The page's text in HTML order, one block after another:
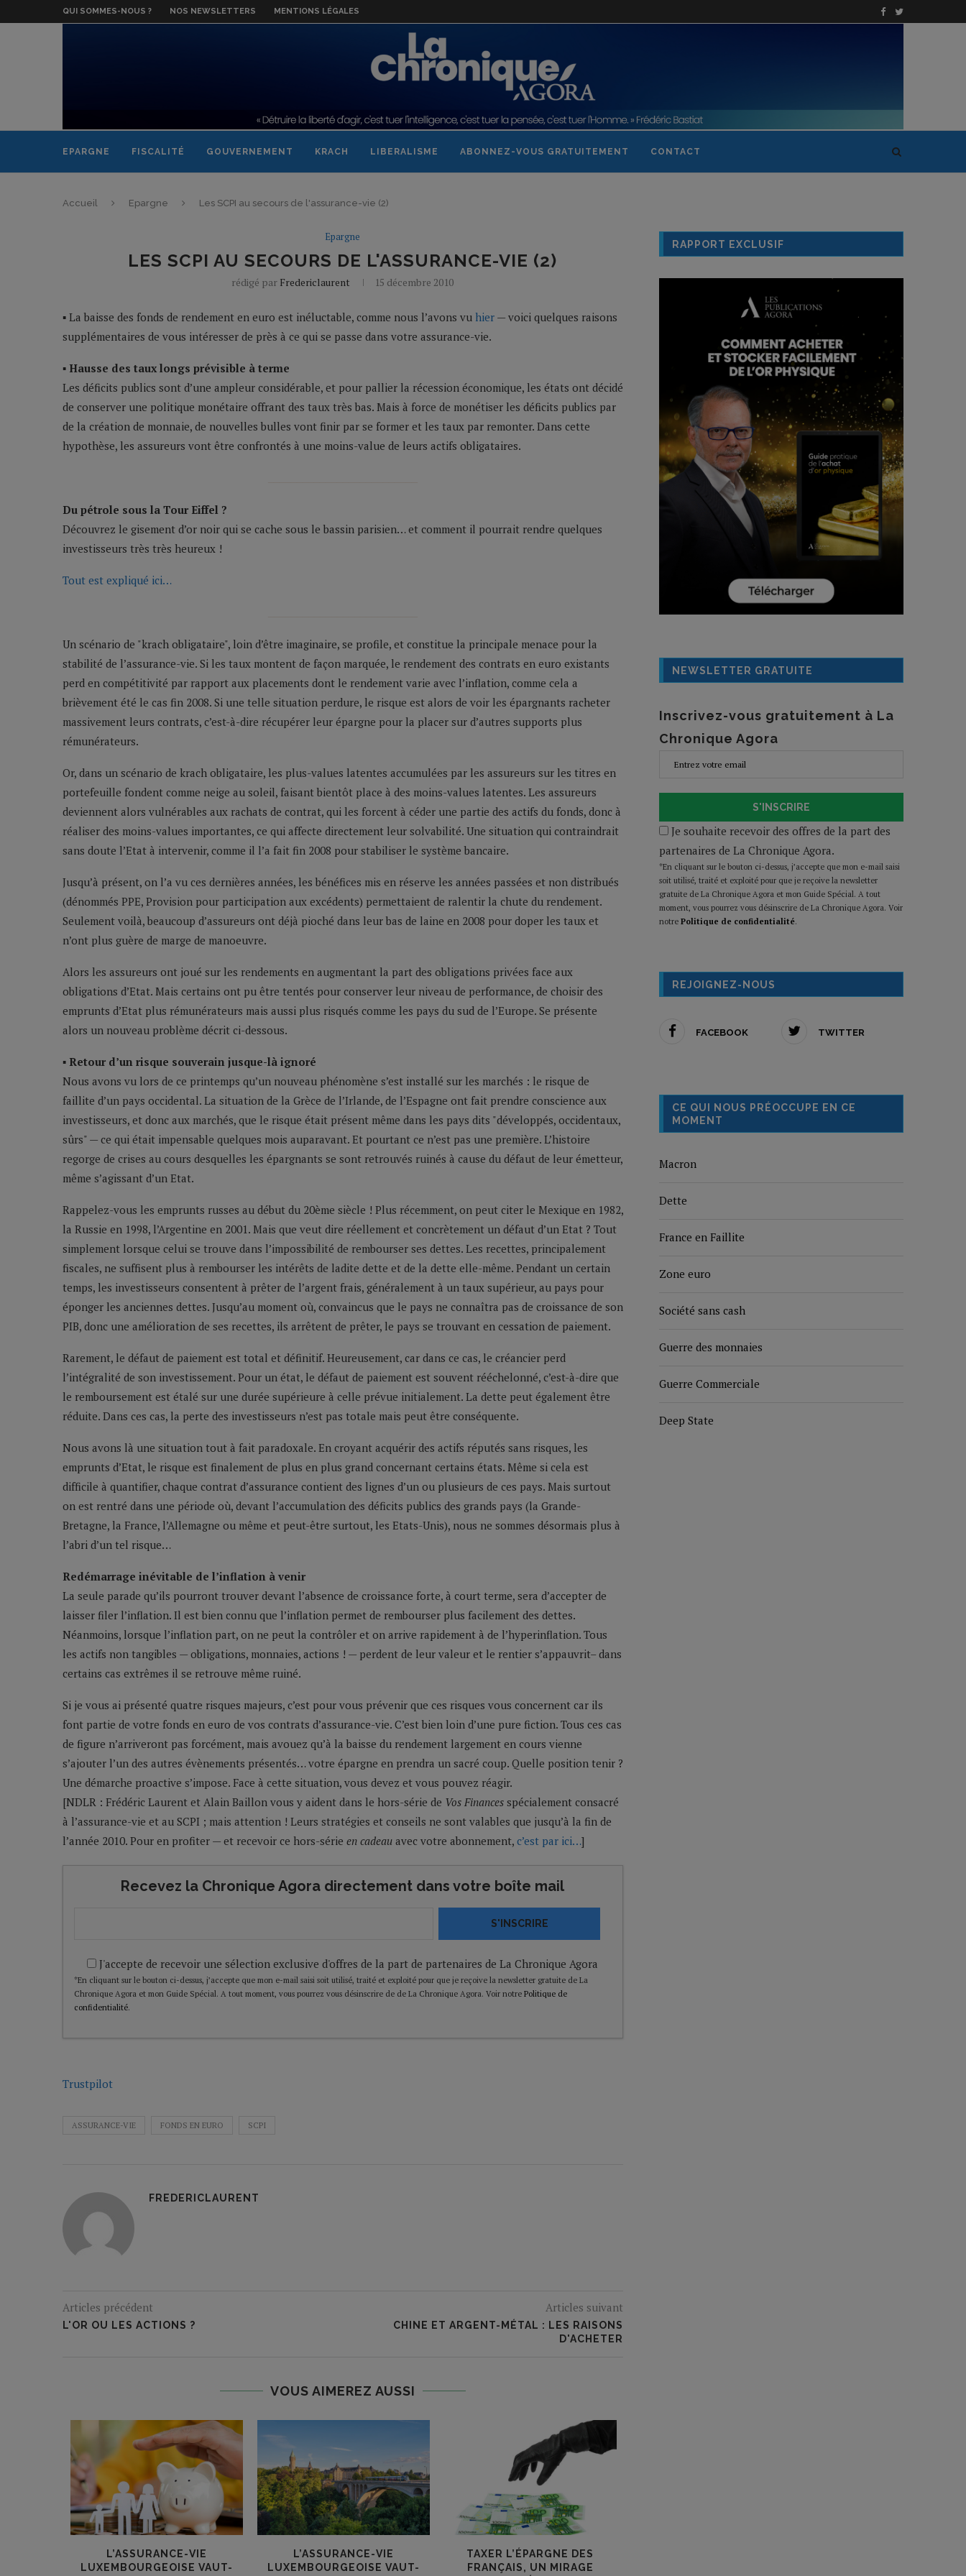
QUI SOMMES-NOUS ? NOS NEWSLETTERS MENTIONS LÉGALES
EPARGNE FISCALITÉ GOUVERNEMENT KRACH LIBERALISME ABONNEZ-VOUS GRATUITEMENT CONTACT
Accueil Epargne Les SCPI au secours de l'assurance-vie (2)
Epargne
LES SCPI AU SECOURS DE L'ASSURANCE-VIE (2)
rédigé par Fredericlaurent 15 décembre 2010
▪ La baisse des fonds de rendement en euro est inéluctable, comme nous l’avons vu hier — voici quelques raisons
supplémentaires de vous intéresser de près à ce qui se passe dans votre assurance-vie.
▪ Hausse des taux longs prévisible à terme
Les déficits publics sont d’une ampleur considérable, et pour pallier la récession économique, les états ont décidé
de conserver une politique monétaire offrant des taux très bas. Mais à force de monétiser les déficits publics par
de la création de monnaie, de nouvelles bulles vont finir par se former et les taux par remonter. Dans cette
hypothèse, les assureurs vont être confrontés à une moins-value de leurs actifs obligataires.
Du pétrole sous la Tour Eiffel ?
Découvrez le gisement d’or noir qui se cache sous le bassin parisien… et comment il pourrait rendre quelques
investisseurs très très heureux !
Tout est expliqué ici…
Un scénario de "krach obligataire", loin d’être imaginaire, se profile, et constitue la principale menace pour la
stabilité de l’assurance-vie. Si les taux montent de façon marquée, le rendement des contrats en euro existants
perd en compétitivité par rapport aux placements dont le rendement varie avec l’inflation, comme cela a
brièvement été le cas fin 2008. Si une telle situation perdure, le risque est alors de voir les épargnants racheter
massivement leurs contrats, c’est-à-dire récupérer leur épargne pour la placer sur d’autres supports plus
rémunérateurs.
Or, dans un scénario de krach obligataire, les plus-values latentes accumulées par les assureurs sur les titres en
portefeuille fondent comme neige au soleil, faisant bientôt place à des moins-values latentes. Les assureurs
deviennent alors vulnérables aux rachats de contrat, qui les forcent à céder une partie des actifs du fonds, donc à
réaliser des moins-values importantes, ce qui affecte directement leur solvabilité. Une situation qui contraindrait
sans doute l’Etat à intervenir, comme il l’a fait fin 2008 pour stabiliser le système bancaire.
Jusqu’à présent, on l’a vu ces dernières années, les bénéfices mis en réserve les années passées et non distribués
(dénommés PPE, Provision pour participation aux excédents) permettaient de ralentir la chute du rendement.
Seulement voilà, beaucoup d’assureurs ont déjà pioché dans leur bas de laine en 2008 pour doper les taux et
n’ont plus guère de marge de manoeuvre.
Alors les assureurs ont joué sur les rendements en augmentant la part des obligations privées face aux
obligations d’Etat. Mais certains ont pu être tentés pour conserver leur niveau de performance, de choisir des
emprunts d’Etat plus rémunérateurs mais aussi plus risqués comme les pays du sud de l’Europe. Se présente
alors un nouveau problème décrit ci-dessous.
▪ Retour d’un risque souverain jusque-là ignoré
Nous avons vu lors de ce printemps qu’un nouveau phénomène s’est installé sur les marchés : le risque de
faillite d’un pays occidental. La situation de la Grèce de l’Irlande, de l’Espagne ont fait prendre conscience aux
investisseurs, et donc aux marchés, que le risque était présent même dans les pays dits "développés, occidentaux,
sûrs" — ce qui était impensable quelques mois auparavant. Et pourtant ce n’est pas une première. L’histoire
regorge de crises au cours desquelles les épargnants se sont retrouvés ruinés à cause du défaut de leur émetteur,
même s’agissant d’un Etat.
Rappelez-vous les emprunts russes au début du 20ème siècle ! Plus récemment, on peut citer le Mexique en 1982,
la Russie en 1998, l’Argentine en 2001. Mais que veut dire réellement et concrètement un défaut d’un Etat ? Tout
simplement lorsque celui se trouve dans l’impossibilité de rembourser ses dettes. Les recettes, principalement
fiscales, ne suffisent plus à rembourser les intérêts de ladite dette et de la dette elle-même. Pendant un certain
temps, les investisseurs consentent à prêter de l’argent frais, généralement à un taux supérieur, au pays pour
éponger les anciennes dettes. Jusqu’au moment où, convaincus que le pays ne connaîtra pas de croissance de son
PIB, donc une amélioration de ses recettes, ils arrêtent de prêter, le pays se trouvant en cessation de paiement.
Rarement, le défaut de paiement est total et définitif. Heureusement, car dans ce cas, le créancier perd
l’intégralité de son investissement. Pour un état, le défaut de paiement est souvent rééchelonné, c’est-à-dire que
le remboursement est étalé sur une durée supérieure à celle prévue initialement. La dette peut également être
réduite. Dans ces cas, la perte des investisseurs n’est pas totale mais peut être conséquente.
Nous avons là une situation tout à fait paradoxale. En croyant acquérir des actifs réputés sans risques, les
emprunts d’Etat, le risque est finalement de plus en plus grand concernant certains états. Même si cela est
difficile à quantifier, chaque contrat d’assurance contient des lignes d’un ou plusieurs de ces pays. Mais surtout
on est rentré dans une période où, devant l’accumulation des déficits publics des grands pays (la Grande-
Bretagne, la France, l’Allemagne ou même et peut-être surtout, les Etats-Unis), nous ne sommes désormais plus à
l’abri d’un tel risque…
Redémarrage inévitable de l’inflation à venir
La seule parade qu’ils pourront trouver devant l’absence de croissance forte, à court terme, sera d’accepter de
laisser filer l’inflation. Il est bien connu que l’inflation permet de rembourser plus facilement des dettes.
Néanmoins, lorsque l’inflation part, on ne peut la contrôler et on arrive rapidement à de l’hyperinflation. Tous
les actifs non tangibles — obligations, monnaies, actions ! — perdent de leur valeur et le rentier s’appauvrit– dans
certains cas extrêmes il se retrouve même ruiné.
Si je vous ai présenté quatre risques majeurs, c’est pour vous prévenir que ces risques vous concernent car ils
font partie de votre fonds en euro de vos contrats d’assurance-vie. C’est bien loin d’une pure fiction. Tous ces cas
de figure n’arriveront pas forcément, mais avouez qu’à la baisse du rendement largement en cours vienne
s’ajouter l’un des autres évènements présentés… votre épargne en prendra un sacré coup. Quelle position tenir ?
Une démarche proactive s’impose. Face à cette situation, vous devez et vous pouvez réagir.
[NDLR : Frédéric Laurent et Alain Baillon vous y aident dans le hors-série de Vos Finances spécialement consacré
à l’assurance-vie et au SCPI ; mais attention ! Leurs stratégies et conseils ne sont valables que jusqu’à la fin de
l’année 2010. Pour en profiter — et recevoir ce hors-série en cadeau avec votre abonnement, c’est par ici…]
Recevez la Chronique Agora directement dans votre boîte mail
S'INSCRIRE
J'accepte de recevoir une sélection exclusive d'offres de la part de partenaires de La Chronique Agora
*En cliquant sur le bouton ci-dessus, j’accepte que mon e-mail saisi soit utilisé, traité et exploité pour que je reçoive la newsletter gratuite de La
Chronique Agora et mon Guide Spécial. A tout moment, vous pourrez vous désinscrire de de La Chronique Agora. Voir notre Politique de
confidentialité.
Trustpilot
ASSURANCE-VIE FONDS EN EURO SCPI
FREDERICLAURENT
Articles précédent
L'OR OU LES ACTIONS ?
Articles suivant
CHINE ET ARGENT-MÉTAL : LES RAISONS
D'ACHETER
VOUS AIMEREZ AUSSI
L’ASSURANCE-VIE
LUXEMBOURGEOISE VAUT-
L’ASSURANCE-VIE
LUXEMBOURGEOISE VAUT-
TAXER L’ÉPARGNE DES
FRANÇAIS, UN MIRAGE
RAPPORT EXCLUSIF
NEWSLETTER GRATUITE
Inscrivez-vous gratuitement à La
Chronique Agora
S'INSCRIRE
Je souhaite recevoir des offres de la part des
partenaires de La Chronique Agora.
*En cliquant sur le bouton ci-dessus, j’accepte que mon e-mail saisi
soit utilisé, traité et exploité pour que je reçoive la newsletter
gratuite de La Chronique Agora et mon Guide Spécial. A tout
moment, vous pourrez vous désinscrire de La Chronique Agora. Voir
notre Politique de confidentialité.
REJOIGNEZ-NOUS
FACEBOOK TWITTER
CE QUI NOUS PRÉOCCUPE EN CE
MOMENT
Macron
Dette
France en Faillite
Zone euro
Société sans cash
Guerre des monnaies
Guerre Commerciale
Deep State